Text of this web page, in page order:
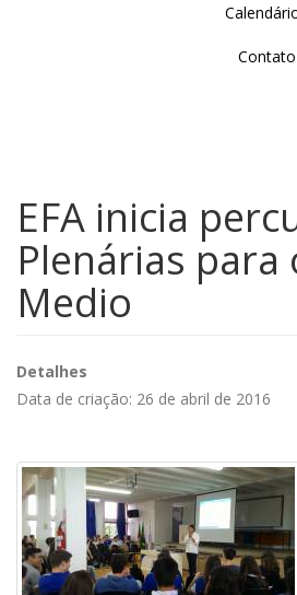
Contato
EFA inicia
Plenárias para
Medio
Detalhes
Data de criação: 26 de abril de 2016